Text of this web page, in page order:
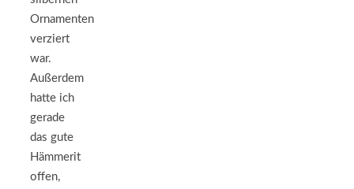
Ornamenten
verziert
war.
Außerdem
hatte ich
gerade
das gute
Hämmerit
offen,